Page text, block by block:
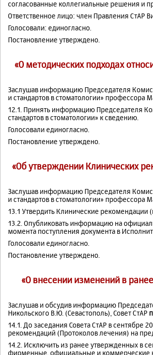
согласованные коллегиальные решения и
Ответственное лицо: член Правления СтАР
Голосовали: единогласно.
Постановление утверждено.
«О методических подходах
Заслушав информацию Председателя
и стандартов в стоматологии» профессора
12.1. Принять информацию Председателя
стандартов в стоматологии» к сведению.
Голосовали единогласно.
Постановление утверждено.
«Об утверждении Клинических
Заслушав информацию Председателя
и стандартов в стоматологии» профессора
13.1 Утвердить Клинические
13.2. Опубликовать информацию на
момента поступления документа в
Голосовали единогласно.
Постановление утверждено.
«О внесении изменений в
Заслушав и обсудив информацию
Никольского В.Ю. (Севастополь), Совет СтАР
14.1. До заседания Совета СтАР в сентябре
рекомендаций (Протоколов лечения) на
14.2. Исключить из ранее утвержденных в
фирменные, официальные и коммерческие